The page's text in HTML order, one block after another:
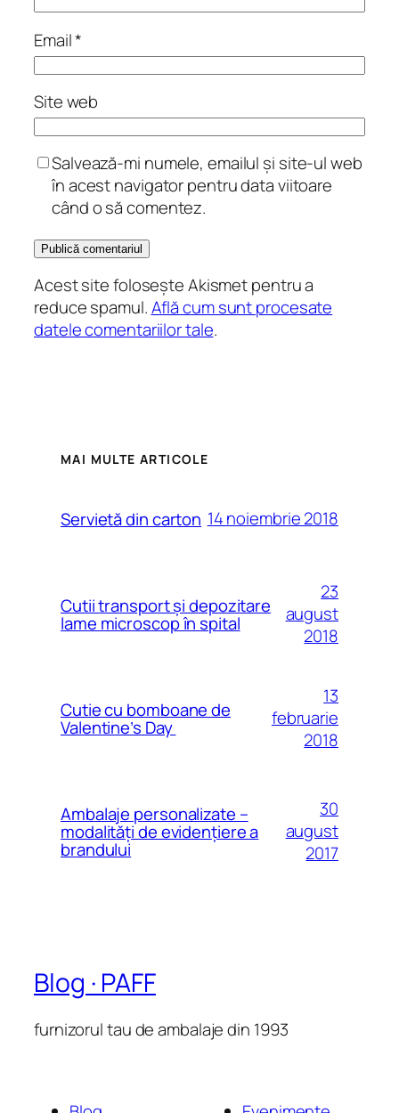
Email*
Site web
Salvează-mi numele, emailul și site-ul web
în acest navigator pentru data viitoare
când o să comentez.
Acest site folosește Akismet pentru a
reduce spamul.Află cum sunt procesate
datele comentariilor tale.
MAI MULTE ARTICOLE
Servietă din carton 14 noiembrie 2018
Cutii transport și depozitare
lame microscop în spital
23
august
2018
Cutie cu bomboane de
Valentine’s Day
13
februarie
2018
Ambalaje personalizate –
modalităţi de evidenţiere a
brandului
30
august
2017
Blog · PAFF
furnizorul tau de ambalaje din 1993